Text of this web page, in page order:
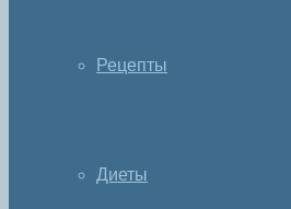
Рецепты
Диеты